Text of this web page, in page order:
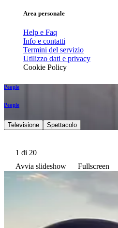
Area personale
Help e Faq
Info e contatti
Termini del servizio
Utilizzo dati e privacy
Cookie Policy
People
People
Televisione Spettacolo
1 di 20
Avvia slideshow
Fullscreen